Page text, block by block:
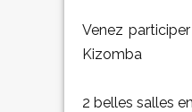
Venez
Kizomba
2 belles salles